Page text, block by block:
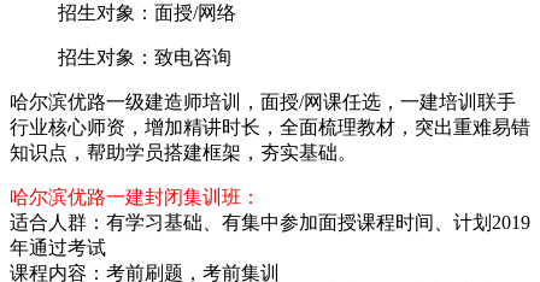
招生对象：面授/网络
招生对象：致电咨询
哈尔滨优路一级建造师培训，面授/网课任选，一建培训联手
行业核心师资，增加精讲时长，全面梳理教材，突出重难易错
知识点，帮助学员搭建框架，夯实基础。
哈尔滨优路一建封闭集训班：
适合人群：有学习基础、有集中参加面授课程时间、计划2019
年通过考试
课程内容：考前刷题，考前集训